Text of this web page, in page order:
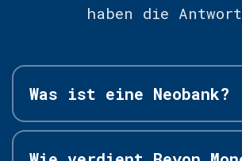
haben die
Was ist eine Neobank?